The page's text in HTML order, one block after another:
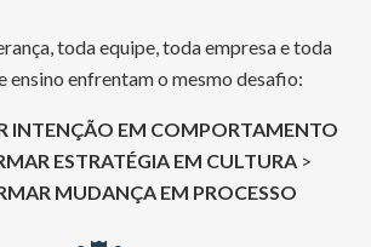
toda equipe, toda empresa e toda
ensino enfrentam o mesmo desafio:
INTENÇÃO EM COMPORTAMENTO
ESTRATÉGIA EM CULTURA >
MUDANÇA EM PROCESSO